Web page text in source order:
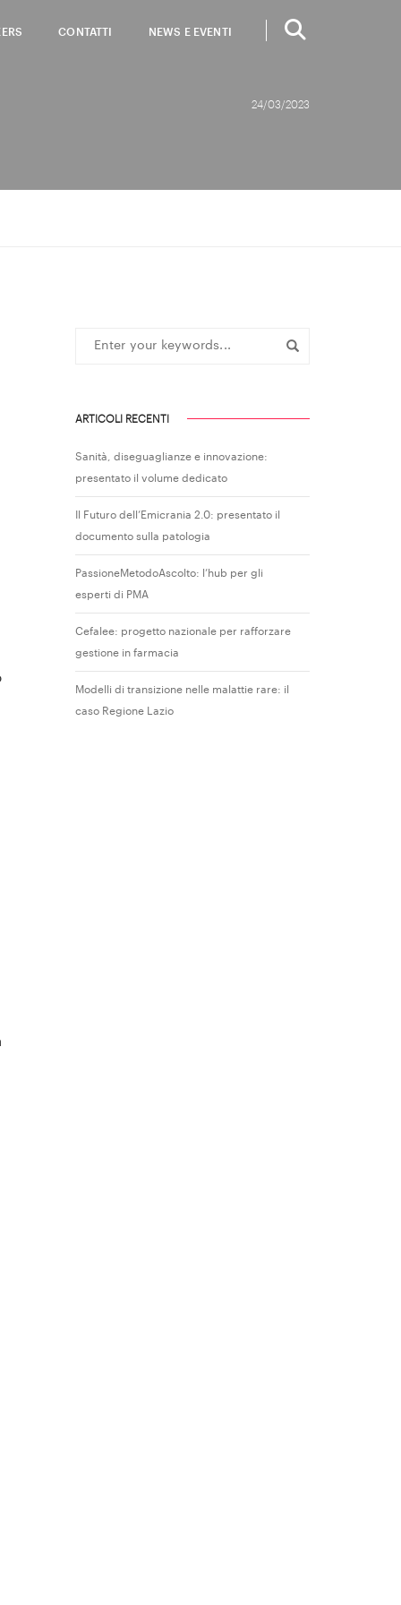
CONTATTI NEWS E EVENTI
24/03/2023
ARTICOLI RECENTI
Sanità, diseguaglianze e innovazione:
presentato il volume dedicato
Il Futuro dell’Emicrania 2.0: presentato il
documento sulla patologia
PassioneMetodoAscolto: l’hub per gli
esperti di PMA
Cefalee: progetto nazionale per rafforzare
gestione in farmacia
Modelli di transizione nelle malattie rare: il
caso Regione Lazio